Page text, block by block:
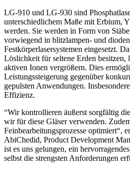
LG-910 und LG-930 sind
unterschiedlichem Maße mit Erbium,
werden. Sie werden in Form von
vorwiegend in blitzlampen- und
Festkörperlasersystemen eingesetzt.
Löslichkeit für seltene Erden besitzen,
aktiven Ionen vergrößern. Dies
Leistungssteigerung gegenüber
gepulsten Anwendungen.
Effizienz.
“Wir kontrollieren äußerst sorgfältig
wir für diese Gläser verwenden.
Feinbearbeitungsprozesse optimiert“,
AbiChedid, Product Development
ist es uns gelungen, ein
selbst die strengsten Anforderungen